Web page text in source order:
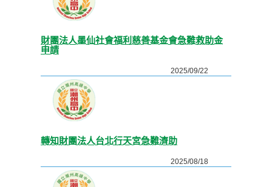
財團法人墨仙社會福利慈善基金會急難救助金
申請
2025/09/22
轉知財團法人台北行天宮急難濟助
2025/08/18